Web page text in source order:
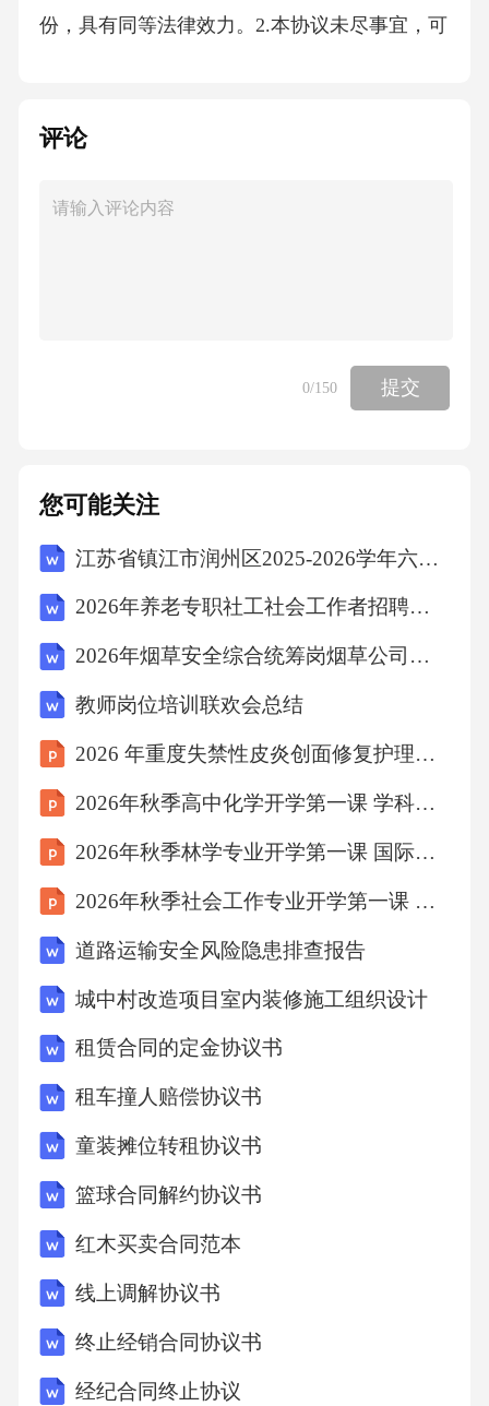
份，具有同等法律效力。2.本协议未尽事宜，可
评论
0/150 提交
您可能关注
江苏省镇江市润州区2025-2026学年六年级上学期期末语文试卷（文字版含答案）
2026年养老专职社工社会工作者招聘考试笔试试题（含答案）
2026年烟草安全综合统筹岗烟草公司招聘考试笔试试题（含答案）
教师岗位培训联欢会总结
2026 年重度失禁性皮炎创面修复护理个案
2026年秋季高中化学开学第一课 学科兴趣激发教学设计
2026年秋季林学专业开学第一课 国际视野与专业发展讲座方案
2026年秋季社会工作专业开学第一课 学科交叉与创新发展讲座方案
道路运输安全风险隐患排查报告
城中村改造项目室内装修施工组织设计
租赁合同的定金协议书
租车撞人赔偿协议书
童装摊位转租协议书
篮球合同解约协议书
红木买卖合同范本
线上调解协议书
终止经销合同协议书
经纪合同终止协议